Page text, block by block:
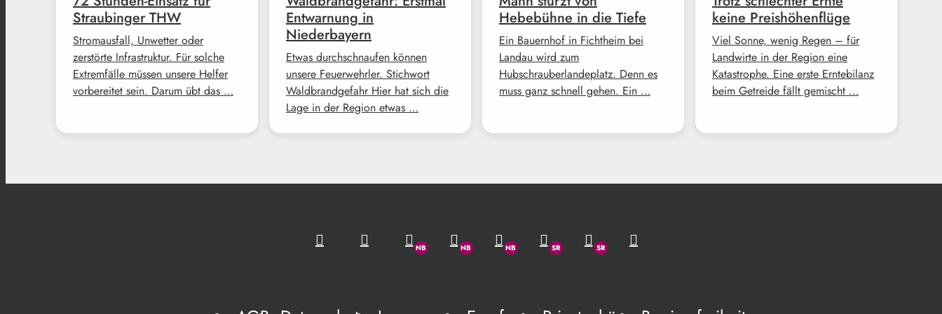
Straubinger THW
Stromausfall, Unwetter oder
zerstörte Infrastruktur. Für solche
Extremfälle müssen unsere Helfer
vorbereitet sein. Darum übt das …
Entwarnung in
Niederbayern
Etwas durchschnaufen können
unsere Feuerwehrler. Stichwort
Waldbrandgefahr Hier hat sich die
Lage in der Region etwas …
Hebebühne in die Tiefe
Ein Bauernhof in Fichtheim bei
Landau wird zum
Hubschrauberlandeplatz. Denn es
muss ganz schnell gehen. Ein …
keine Preishöhenflüge
Viel Sonne, wenig Regen – für
Landwirte in der Region eine
Katastrophe. Eine erste Erntebilanz
beim Getreide fällt gemischt …